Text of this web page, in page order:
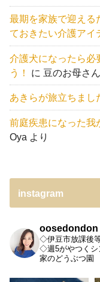
最期を家族で迎える
ておきたい介護アイ
介護犬になったら必
う！
に 豆のお母さん
あきらが旅立ちまし
前庭疾患になった
Oya より
instagram
oosedondon
◇伊豆市放課後
◇週5がやつく
家のどうぶつ